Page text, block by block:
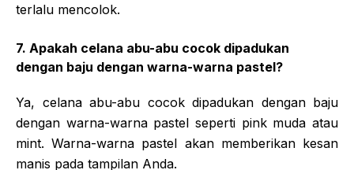
terlalu mencolok.
7. Apakah celana abu-abu cocok dipadukan
dengan baju dengan warna-warna pastel?
Ya, celana abu-abu cocok dipadukan dengan baju
dengan warna-warna pastel seperti pink muda atau
mint. Warna-warna pastel akan memberikan kesan
manis pada tampilan Anda.